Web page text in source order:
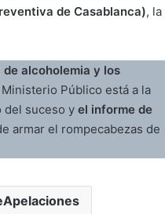
de Casablanca), la
alcoholemia y los
Público está a la
del suceso y el informe de
armar el rompecabezas de